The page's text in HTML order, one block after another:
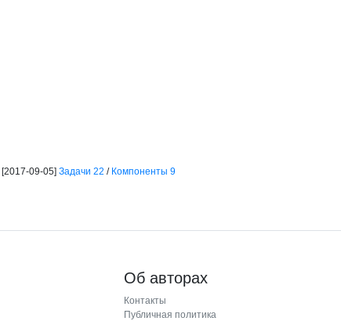
[2017-09-05] Задачи 22 / Компоненты 9
Об авторах
Контакты
Публичная политика